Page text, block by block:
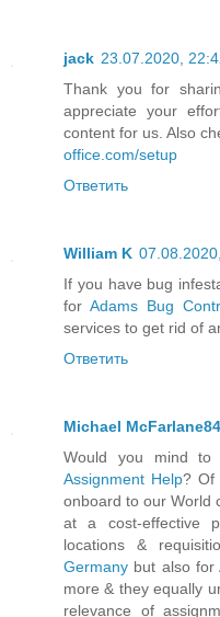
jack 23.07.2020,
Thank you for
appreciate your
content for us. Also
office.com/setup
Ответить
William K
If you have bug
for Adams Bug
services to get rid of
Ответить
Michael McFarlane84
Would you mind
Assignment Help? Of
onboard to our World
at a cost-effective
locations &
Germany but also for
more & they equally
relevance of